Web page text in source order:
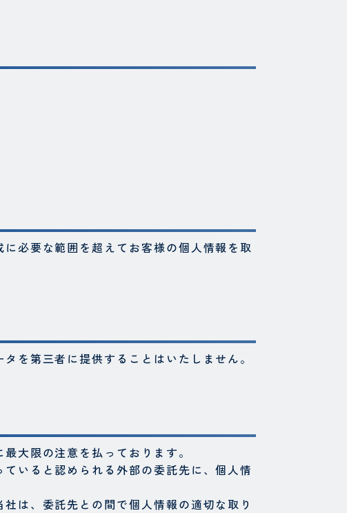
必要な範囲を超えてお客様の個人情報を取
を第三者に提供することはいたしません。
大限の注意を払っております。
いると認められる外部の委託先に、個人情
は、委託先との間で個人情報の適切な取り